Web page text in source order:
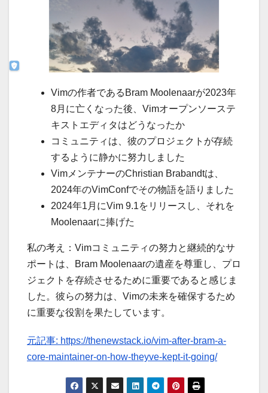
Vimの作者であるBram Moolenaarが2023年
8月に亡くなった後、Vimオープンソーステ
キストエディタはどうなったか
コミュニティは、彼のプロジェクトが存続
するように静かに努力しました
VimメンテナーのChristian Brabandtは、
2024年のVimConfでその物語を語りました
2024年1月にVim 9.1をリリースし、それを
Moolenaarに捧げた
私の考え：Vimコミュニティの努力と継続的なサ
ポートは、Bram Moolenaarの遺産を尊重し、プロ
ジェクトを存続させるために重要であると感じま
した。彼らの努力は、Vimの未来を確保するため
に重要な役割を果たしています。
元記事: https://thenewstack.io/vim-after-bram-a-
core-maintainer-on-how-theyve-kept-it-going/